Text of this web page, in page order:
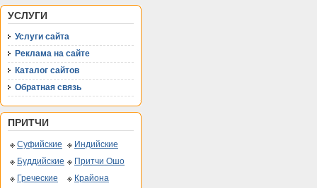
УСЛУГИ
Услуги сайта
Реклама на сайте
Каталог сайтов
Обратная связь
ПРИТЧИ
Суфийские
Индийские
Буддийские
Притчи Ошо
Греческие
Крайона